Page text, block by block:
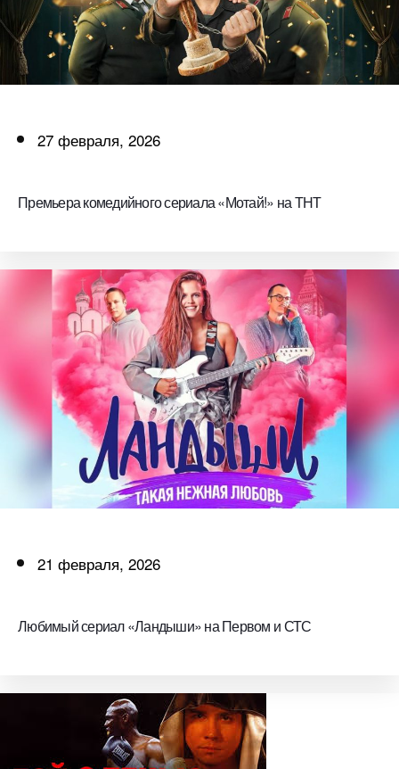
27 февраля, 2026
Премьера комедийного сериала «Мотай!» на ТНТ
21 февраля, 2026
Любимый сериал «Ландыши» на Первом и СТС